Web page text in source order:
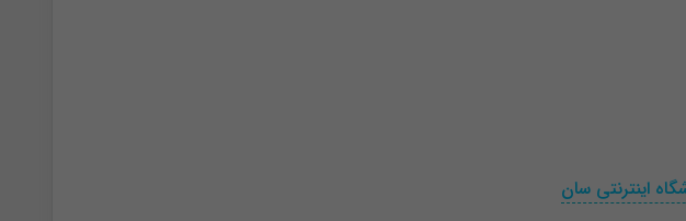
اینترنتی سان